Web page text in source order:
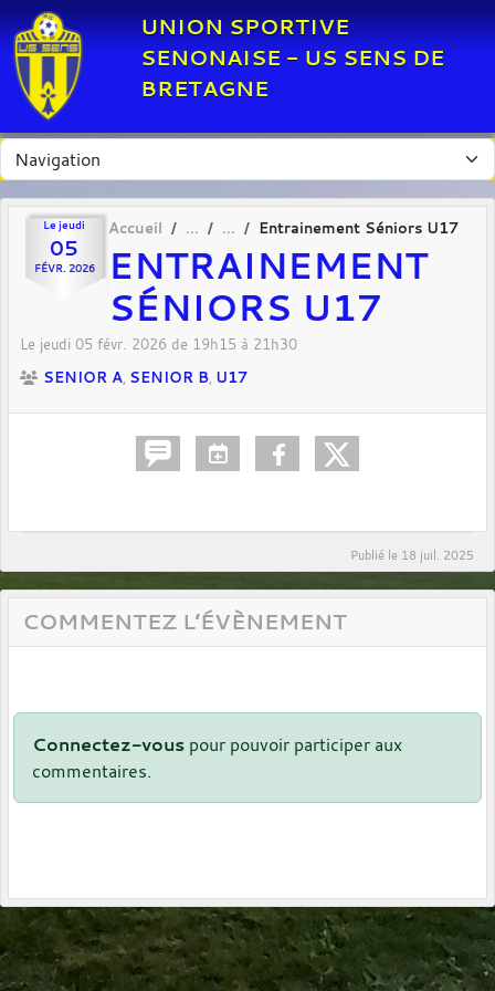
UNION SPORTIVE
SENONAISE - US SENS DE
BRETAGNE
Le jeudi
05
FÉVR. 2026
Accueil Entrainement Séniors U17
ENTRAINEMENT
SÉNIORS U17
Le jeudi 05 févr. 2026 de 19h15 à 21h30
SENIOR A SENIOR B U17
Publié le 18 juil. 2025
COMMENTEZ L’ÉVÈNEMENT
Connectez-vous pour pouvoir participer aux
commentaires.
Panneau de gestion des cookies